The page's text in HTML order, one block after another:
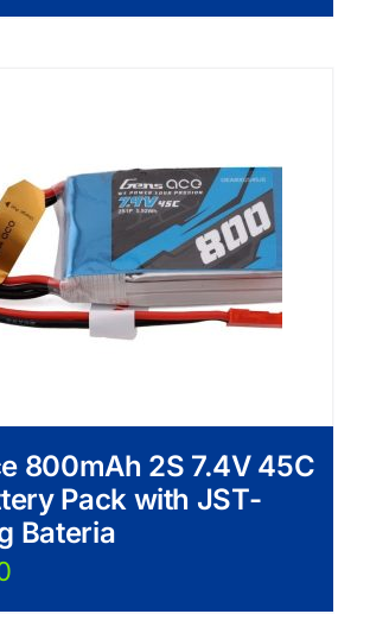
800mAh 2S 7.4V 45C
Pack with JST-
Bateria